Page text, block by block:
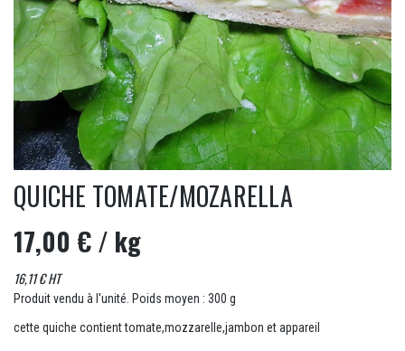
QUICHE TOMATE/MOZARELLA
17,00 €/ kg
16,11 € HT
Produit vendu à l'unité. Poids moyen : 300 g
cette quiche contient tomate,mozzarelle,jambon et appareil